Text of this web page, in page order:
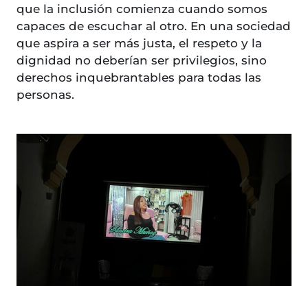
que la inclusión comienza cuando somos
capaces de escuchar al otro. En una sociedad
que aspira a ser más justa, el respeto y la
dignidad no deberían ser privilegios, sino
derechos inquebrantables para todas las
personas.